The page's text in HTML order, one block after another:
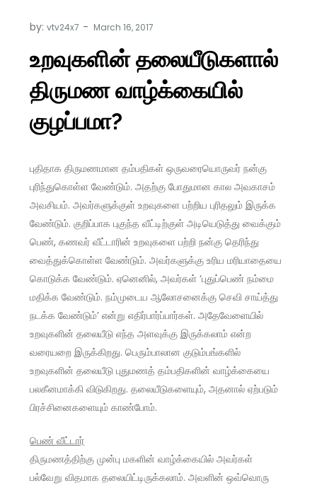
by:vtv24x7
உறவுகளின் தலையீடுகளால்
திருமண வாழ்க்கையில்
குழப்பமா?
புதிதாக திருமணமான தம்பதிகள் ஒருவரையொருவர் நன்கு
புரிந்துகொள்ள வேண்டும். அதற்கு போதுமான கால அவகாசம்
அவசியம். அவர்களுக்குள் உறவுகளை பற்றிய புரிதலும் இருக்க
வேண்டும். குறிப்பாக புகுந்த வீட்டிற்குள் அடியெடுத்து வைக்கும்
பெண், கணவர் வீட்டாரின் உறவுகளை பற்றி நன்கு தெரிந்து
வைத்துக்கொள்ள வேண்டும். அவர்களுக்கு உரிய மரியாதையை
கொடுக்க வேண்டும். ஏனெனில், அவர்கள் ‘புதுப்பெண் நம்மை
மதிக்க வேண்டும். நம்முடைய ஆலோசனைக்கு செவி சாய்த்து
நடக்க வேண்டும்’ என்று எதிர்பார்ப்பார்கள். அதேவேளையில்
உறவுகளின் தலையீடு எந்த அளவுக்கு இருக்கலாம் என்ற
வரையறை இருக்கிறது. பெரும்பாலான குடும்பங்களில்
உறவுகளின் தலையீடு புதுமணத் தம்பதிகளின் வாழ்க்கையை
பலகீனமாக்கி விடுகிறது. தலையீடுகளையும், அதனால் ஏற்படும்
பிரச்சினைகளையும் காண்போம்.
பெண் வீட்டார்
திருமணத்திற்கு முன்பு மகளின் வாழ்க்கையில் அவர்கள்
பல்வேறு விதமாக தலையிட்டிருக்கலாம். அவளின் ஒவ்வொரு